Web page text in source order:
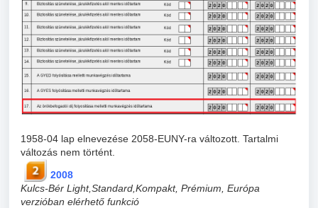
1958-04 lap elnevezése 2058-EUNY-ra változott. Tartalmi
változás nem történt.
2008
Kulcs-Bér Light,Standard,Kompakt, Prémium, Európa
verzióban elérhető funkció